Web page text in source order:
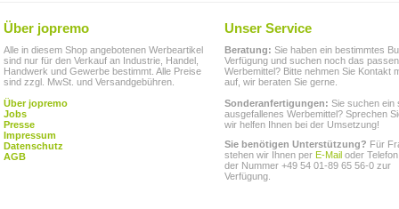
Über jopremo
Alle in diesem Shop angebotenen Werbeartikel
sind nur für den Verkauf an Industrie, Handel,
Handwerk und Gewerbe bestimmt. Alle Preise
sind zzgl. MwSt. und Versandgebühren.
Über jopremo
Jobs
Presse
Impressum
Datenschutz
AGB
Unser Service
Beratung: Sie haben ein bestimmtes
Verfügung und suchen noch das
Werbemittel? Bitte nehmen Sie Kontakt
auf, wir beraten Sie gerne.
Sonderanfertigungen: Sie suchen ein
ausgefallenes Werbemittel? Sprechen
wir helfen Ihnen bei der Umsetzung!
Sie benötigen Unterstützung? Für
stehen wir Ihnen per E-Mail oder
der Nummer +49 54 01-89 65 56-0 zur
Verfügung.